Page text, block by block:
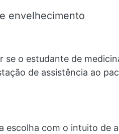
envelhecimento
o estudante de
de assistência ao
com o intuito de